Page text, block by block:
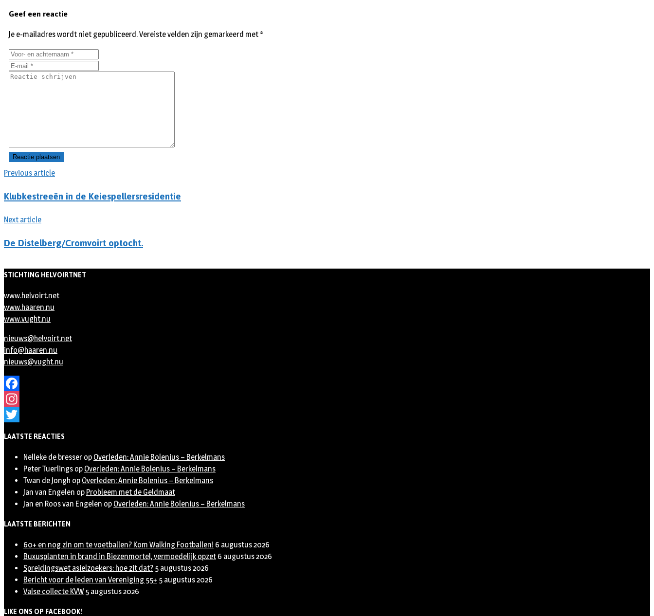
Previous article
Klubkestreeën in de Keiespellersresidentie
Next article
De Distelberg/Cromvoirt optocht.
Geef een reactie
Je e-mailadres wordt niet gepubliceerd.Vereiste velden zijn gemarkeerd met *
STICHTING HELVOIRTNET
www.helvoirt.net
www.haaren.nu
www.vught.nu
nieuws@helvoirt.net
info@haaren.nu
nieuws@vught.nu
Facebook
Instagram
LAATSTE REACTIES
Nelleke de bresser op Overleden: Annie Bolenius – Berkelmans
Peter Tuerlings op Overleden: Annie Bolenius – Berkelmans
Twan de Jongh op Overleden: Annie Bolenius – Berkelmans
Jan van Engelen op Probleem met de Geldmaat
Jan en Roos van Engelen op Overleden: Annie Bolenius – Berkelmans
LAATSTE BERICHTEN
60+ en nog zin om te voetballen? Kom Walking Footballen! 6 augustus 2026
Buxusplanten in brand in Biezenmortel, vermoedelijk opzet 6 augustus 2026
Spreidingswet asielzoekers: hoe zit dat? 5 augustus 2026
Bericht voor de leden van Vereniging 55+ 5 augustus 2026
Valse collecte KVW 5 augustus 2026
LIKE ONS OP FACEBOOK!